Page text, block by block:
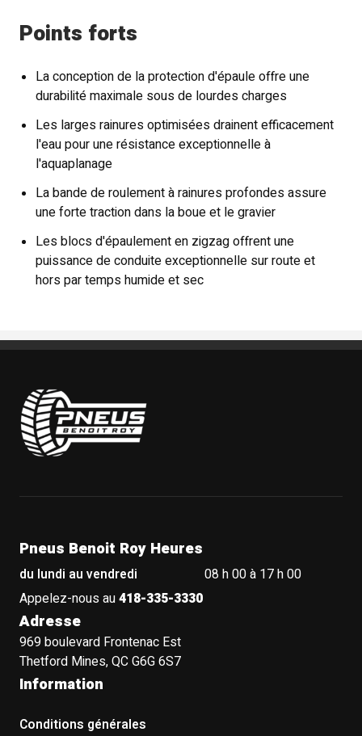
Points forts
La conception de la protection d'épaule offre une
durabilité maximale sous de lourdes charges
Les larges rainures optimisées drainent efficacement
l'eau pour une résistance exceptionnelle à
l'aquaplanage
La bande de roulement à rainures profondes assure
une forte traction dans la boue et le gravier
Les blocs d'épaulement en zigzag offrent une
puissance de conduite exceptionnelle sur route et
hors par temps humide et sec
Pneus Benoit Roy
Pneus Benoit Roy Heures
du lundi au vendredi
08 h 00 à 17 h 00
Appelez-nous au418-335-3330
Adresse
969 boulevard Frontenac Est
Thetford Mines, QC G6G 6S7
Information
Conditions générales